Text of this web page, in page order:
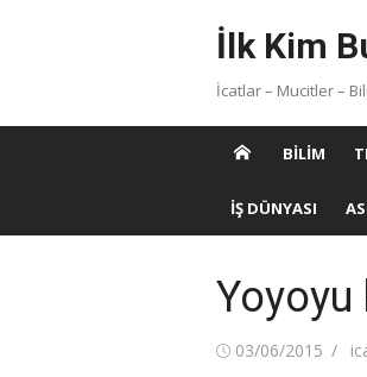
İlk Kim
İcatlar – Mucitler –
BILIM
İŞ DÜNYASI
Yoyoyu
Posted
03/06/2015